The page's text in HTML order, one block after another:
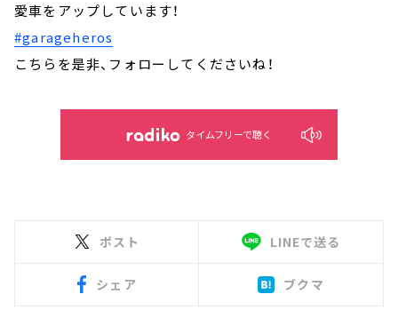
愛車をアップしています！
#garageheros
こちらを是非、フォローしてくださいね！
タイムフリーで聴く
ポスト LINEで送る
シェア ブクマ